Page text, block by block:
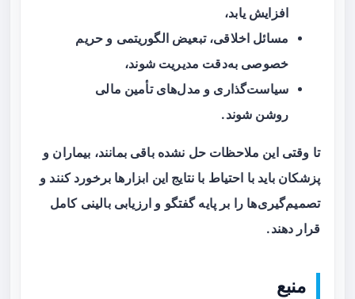
افزایش یابد،
مسائل اخلاقی، تبعیض الگوریتمی و حریم
خصوصی به‌دقت مدیریت شوند،
سیاست‌گذاری و مدل‌های تأمین مالی
روشن شوند.
تا وقتی این ملاحظات حل نشده باقی بمانند، بیماران و
پزشکان باید با احتیاط با نتایج این ابزارها برخورد کنند و
تصمیم‌گیری‌ها را بر پایه گفتگو و ارزیابی بالینی کامل
قرار دهند.
منبع